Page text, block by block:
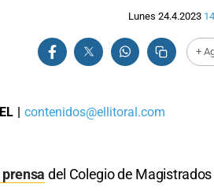
Lunes 24.4.2023
+
| contenidos@ellitoral.com
del Colegio de